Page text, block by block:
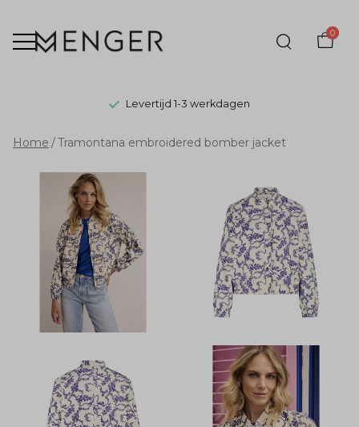
0
Levertijd 1-3 werkdagen
Tramontana
embroidered
bomber
jacket
Menger
Mode
Home Tramontana embroidered bomber jacket